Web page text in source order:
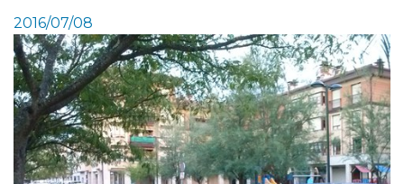
2016/07/08